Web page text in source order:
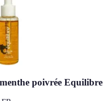
poivrée Equilibre